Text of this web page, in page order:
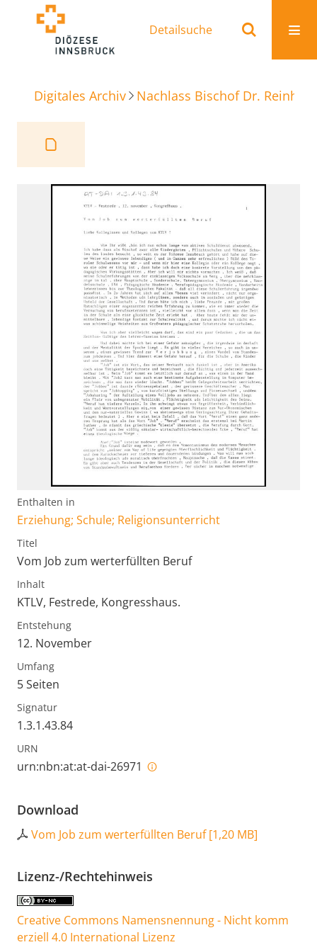
Detailsuche
Digitales Archiv Nachlass Bischof Dr.
Enthalten in
Erziehung; Schule; Religionsunterricht
Titel
Vom Job zum werterfüllten Beruf
Inhalt
KTLV, Festrede, Kongresshaus.
Entstehung
12. November
Umfang
5 Seiten
Signatur
1.3.1.43.84
URN
urn:nbn:at:at-dai-26971
Download
Vom Job zum werterfüllten Beruf[1,20 MB]
Lizenz-/Rechtehinweis
Creative Commons Namensnennung - Nicht komm
erziell 4.0 International Lizenz